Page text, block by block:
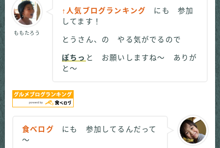
ももたろう
↑人気ブログランキング
にも 参加
してます！
とうさん、の やる気がでるので
ぽちっ と お願いしますね～ ありが
と～
食べログ
にも 参加してるんだって
～